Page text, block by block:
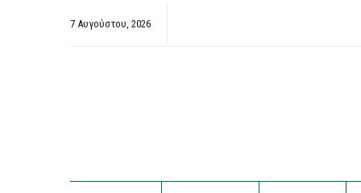
7 Αυγούστου, 2026